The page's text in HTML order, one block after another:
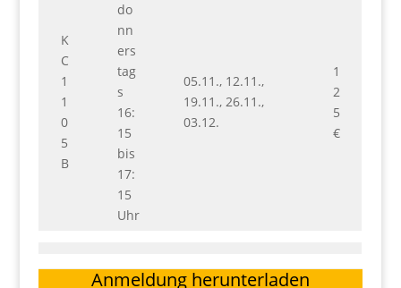
K
C
1
1
0
5
B
do
nn
ers
tag
s
16:
15
bis
17:
15
Uhr
05.11., 12.11.,
19.11., 26.11.,
03.12.
1
2
5
€
Anmeldung herunterladen